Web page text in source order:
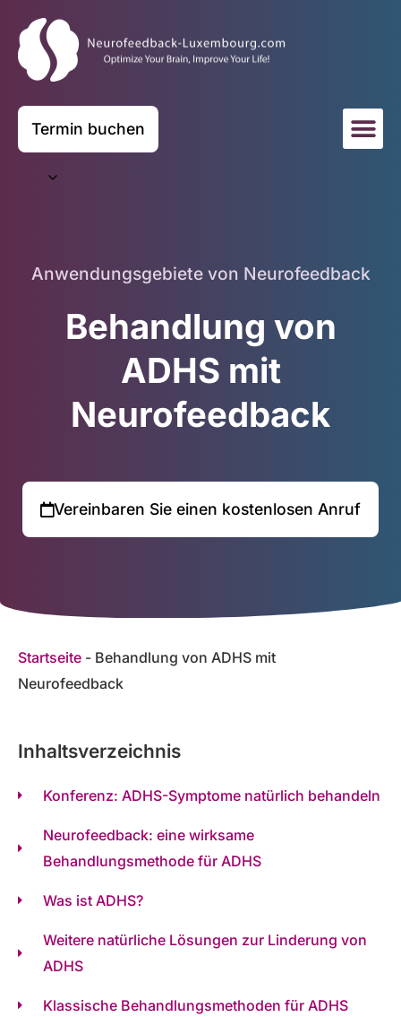
Termin buchen
Anwendungsgebiete von Neurofeedback
Behandlung von
ADHS mit
Neurofeedback
Vereinbaren Sie einen kostenlosen Anruf
Startseite - Behandlung von ADHS mit
Neurofeedback
Inhaltsverzeichnis
Konferenz: ADHS-Symptome natürlich behandeln
Neurofeedback: eine wirksame
Behandlungsmethode für ADHS
Was ist ADHS?
Weitere natürliche Lösungen zur Linderung von
ADHS
Klassische Behandlungsmethoden für ADHS